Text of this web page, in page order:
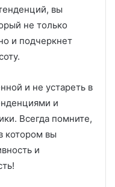
вы
не только
и подчеркнет
и не устареть в
и
Всегда помните,
котором вы
и